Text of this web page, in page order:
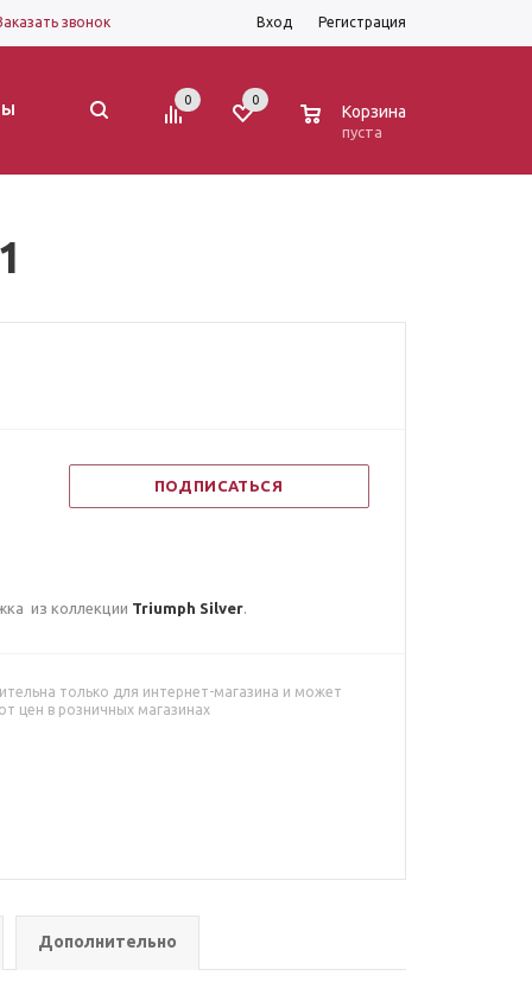
звонок Вход Регистрация
0 0
Корзина
пуста
ПОДПИСАТЬСЯ
из коллекции Triumph Silver.
только для интернет-магазина и может
цен в розничных магазинах
Дополнительно